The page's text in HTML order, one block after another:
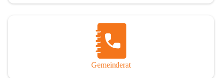
Gemeinderat